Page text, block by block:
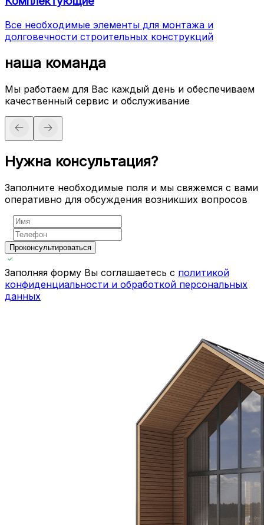
Все необходимые элементы для монтажа и
долговечности строительных конструкций
наша команда
Мы работаем для Вас каждый день и обеспечиваем
качественный сервис и обслуживание
Нужна консультация?
Заполните необходимые поля и мы свяжемся с вами
оперативно для обсуждения возникших вопросов
Проконсультироваться
Заполняя форму Вы соглашаетесь с политикой
конфиденциальности и обработкой персональных
данных